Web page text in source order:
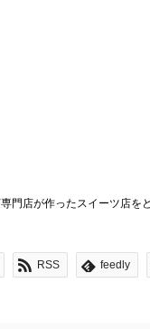
門店が作ったスイーツ店を
RSS feedly